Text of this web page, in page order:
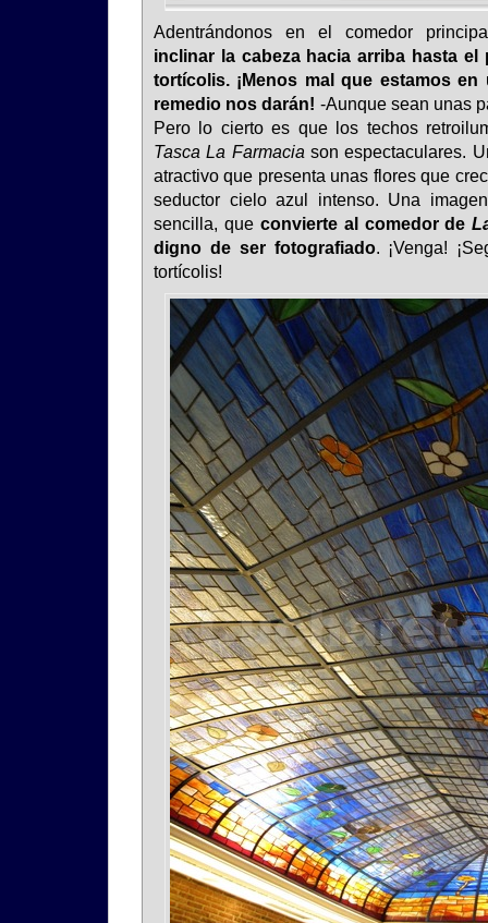
Adentrándonos en el comedor
inclinar la cabeza hacia arriba hasta
tortícolis. ¡Menos mal que estamos en
remedio nos darán! -Aunque sean unas
Pero lo cierto es que los techos
Tasca La Farmacia son espectaculares.
atractivo que presenta unas flores que
seductor cielo azul intenso. Una
sencilla, que convierte al comedor de
digno de ser fotografiado. ¡Venga!
tortícolis!